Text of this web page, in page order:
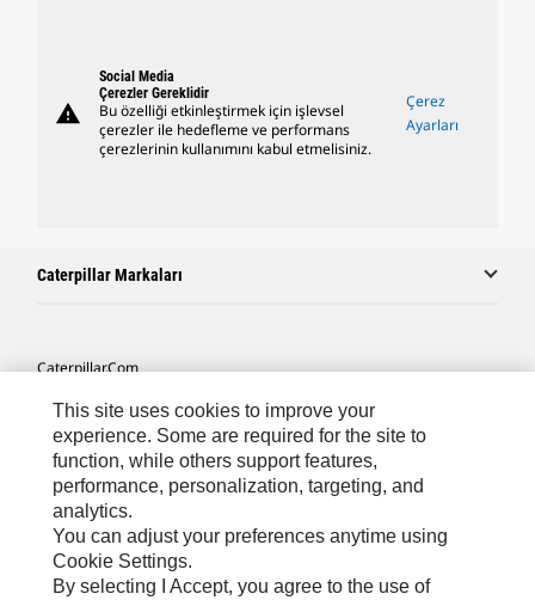
warning
Social Media
Çerezler Gereklidir
Bu özelliği etkinleştirmek için işlevsel
çerezler ile hedefleme ve performans
çerezlerinin kullanımını kabul etmelisiniz.
Çerez
Ayarları
Caterpillar Markaları
Caterpillar.com
Caterpillar Müşteri Hizmetleri Ve Iletişim
Site Haritası
Cookie Settings
Yasal
Gizlilik
This site uses cookies to improve your
experience. Some are required for the site to
function, while others support features,
performance, personalization, targeting, and
analytics.
You can adjust your preferences anytime using
Cookie Settings.
By selecting I Accept, you agree to the use of